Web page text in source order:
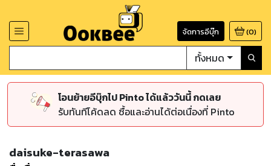
จัดการอีบุ๊ก (0)
ทั้งหมด
โอนย้ายอีบุ๊กไป Pinto ได้แล้ววันนี้ กดเลย
รับทันทีโค้ดลด ซื้อและอ่านได้ต่อเนื่องที่ Pinto
daisuke-terasawa